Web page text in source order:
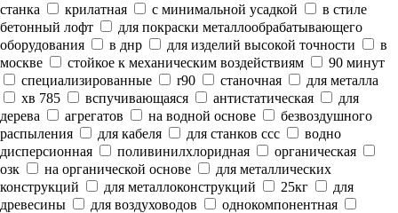
станка
крилатная с минимальной усадкой
в стиле
бетонный лофт
для покраски металлообрабатывающего
оборудования
в днр для изделий высокой точности
в
москве
стойкое к механическим воздействиям
90 минут
специализированные
r90 станочная
для металла
хв 785
вспучивающаяся антистатическая
для
дерева
агрегатов на водной основе
безвоздушного
распыления
для кабеля для станков ссс
водно
дисперсионная
поливинилхлоридная
органическая
озк
на органической основе
для металлических
конструкций
для металлоконструкций 25кг
для
древесины
для воздуховодов
однокомпонентная